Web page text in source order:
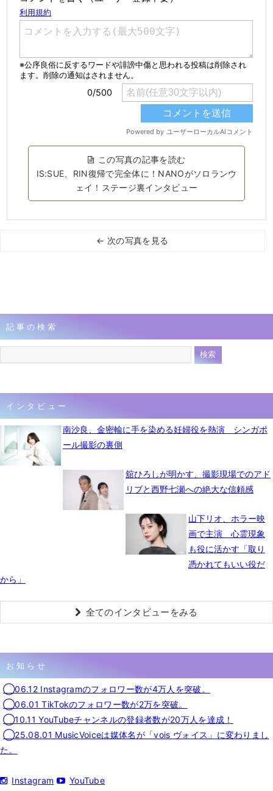
この写真の記事を読む
IS:SUE、RIN復帰で完全体に！NANOがソロランウ
ェイ！ステージ裏インタビュー
← 次の写真を見る
記事の検索
インタビュー
南沙良、金密輸に手を染める妊婦役を熱演 シンガポ
ール撮影の裏側
舘ひろしが明かす、撮影現場でのアド
リブと西野七瀬への絶大な信頼感
山下リオ、ホラー映
画で主演 心霊現象
も役に活かす「取り
憑かれてもいい役だ
から」
全てのインタビューをみる
お知らせ
◯06.12 Instagramのフォロワー数が4万人を突破。
◯06.01 TikTokのフォロワー数が2万を突破。
◯10.11 YouTubeチャンネルの登録者数が20万人を達成！
◯25.08.01 MusicVoiceは媒体名が「vois ヴォイス」に変わりまし
た。
Instagram YouTube